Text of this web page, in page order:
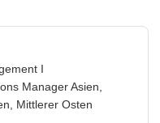
I
Manager Asien,
Mittlerer Osten